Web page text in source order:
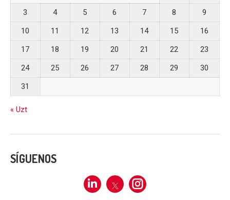
3
4 5 6 7 8
9
10
11 12 13 14 15
16
17
18 19 20 21 22
23
24
25 26 27 28 29
30
31
« Uzt
SÍGUENOS
Linkedin
X Instagram